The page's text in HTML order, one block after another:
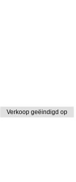
Verkoop geëindigd op